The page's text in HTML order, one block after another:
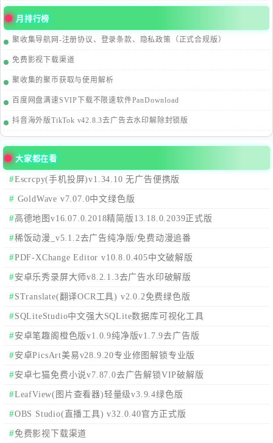
月排行榜
聚收集导航网-注册协议、登录条款、隐私政策（正式合规版）
免费影视下载渠道
聚收集的聚币获取与使用解析
百度网盘满速SVIP下载不限速软件PanDownload
抖音海外版TikTok v42.8.3去广告去水印解除封锁版
大家都在看
Escrcpy(手机投屏)v1.34.10 无广告便携版
GoldWave v7.07.0中文绿色版
高德地图v16.07.0.2018精简版13.18.0.2039正式版
稀饭动漫_v5.1.2去广告纯净版/免费动漫追番
PDF-XChange Editor v10.8.0.405中文破解版
安卓乐秀录屏大师v8.2.1.3去广告水印破解版
STranslate(翻译OCR工具) v2.0.2免费绿色版
SQLiteStudio中文强大SQLite数据库可视化工具
安卓笔趣阁橙色版v1.0.9纯净版v1.7.9去广告版
安卓PicsArt美易v28.9.20专业修图解锁专业版
安卓七猫免费小说v7.87.0去广告解锁VIP破解版
LeafView(图片查看器)轻量级v3.9.4绿色版
OBS Studio(直播工具) v32.0.40官方正式版
免费影视下载渠道